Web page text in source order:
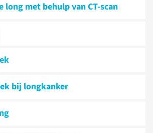
long met behulp van CT-scan
bij longkanker